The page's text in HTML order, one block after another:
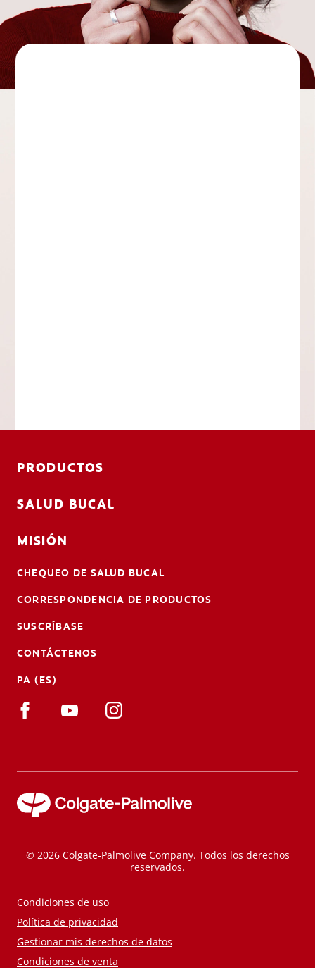
PRODUCTOS
SALUD BUCAL
MISIÓN
CHEQUEO DE SALUD BUCAL
CORRESPONDENCIA DE PRODUCTOS
SUSCRÍBASE
CONTÁCTENOS
PA (ES)
© 2026 Colgate-Palmolive Company. Todos los derechos
reservados.
Condiciones de uso
Política de privacidad
Gestionar mis derechos de datos
Condiciones de venta